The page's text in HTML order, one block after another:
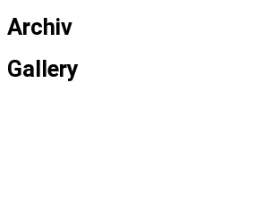
Archiv
Gallery